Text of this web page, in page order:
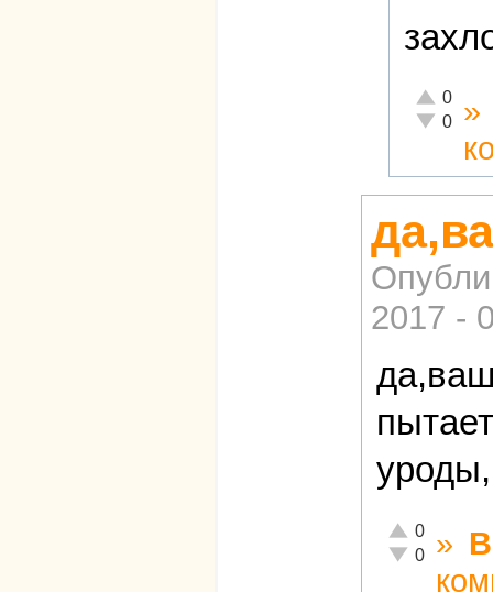
Отлично!
0
0
»
2017 -
Отлично!
0
Неадекватно!
0 »